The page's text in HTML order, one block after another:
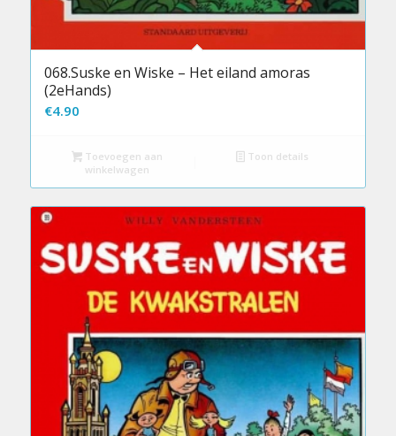
068.Suske en Wiske – Het eiland amoras
(2eHands)
€4.90
Toevoegen aan
winkelwagen
Toon details